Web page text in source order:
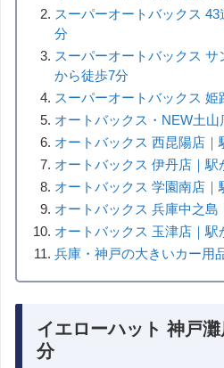
スーパーオートバックス
分
スーパーオートバックス
から徒歩7分
スーパーオートバックス
オートバックス・NEW土
オートバックス 西昆陽店｜
オートバックス 伊丹店｜駅
オートバックス 学園南店｜
オートバックス 兵庫中之島
オートバックス 玉津店｜駅
兵庫・神戸の大きいカー用
イエローハット 神戸
分